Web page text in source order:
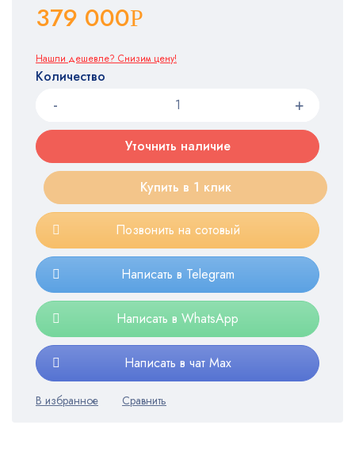
379 000Р
Нашли дешевле? Снизим цену!
Количество
Уточнить наличие
Купить в 1 клик
Позвонить на сотовый
Написать в Telegram
Написать в WhatsApp
Написать в чат Max